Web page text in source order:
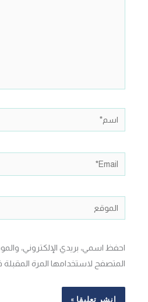
اسم*
Email*
الموقع
احفظ اسمي، بريدي الإلكتروني،
المتصفح لاستخدامها المرة